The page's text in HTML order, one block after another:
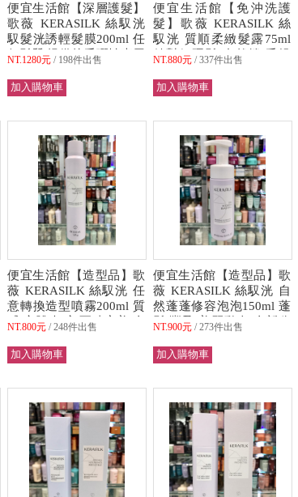
便宜生活館【深層護髮】
歌薇 KERASILK 絲馭洸
馭髮洸誘輕髮膜200ml 任
何髮質/提供抗毛彈性專用
NT.1280元 198件出售
便宜生活館【免沖洗護
髮】歌薇 KERASILK 絲
馭洸 質順柔緻髮露75ml
針對粗硬髮/自然捲/毛燥
取)
NT.880元 337件出售
便宜生活館【造型品】歌
薇 KERASILK 絲馭洸 任
意轉換造型噴霧200ml 質
感/立體/打底/至臻完美 全
NT.800元 248件出售
便宜生活館【造型品】歌
薇 KERASILK 絲馭洸 自
然蓬蓬修容泡泡150ml 蓬
鬆/豐盈/美麗動人 全新公
NT.900元 273件出售